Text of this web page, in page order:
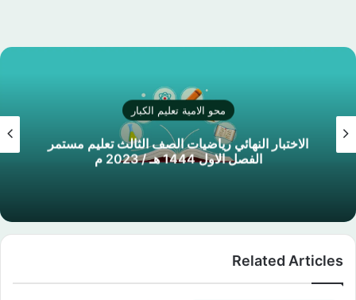
محو الامية تعليم الكبار
الاختبار النهائي رياضيات الصف الثالث تعليم مستمر
الفصل الاول 1444 هـ / 2023 م
Related Articles